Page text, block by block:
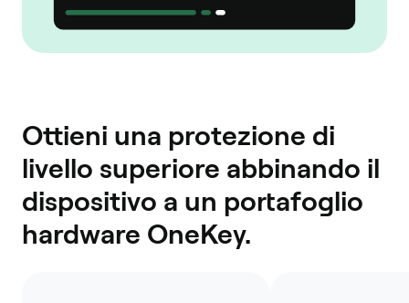
Ottieni una protezione di
livello superiore abbinando il
dispositivo a un portafoglio
hardware OneKey.